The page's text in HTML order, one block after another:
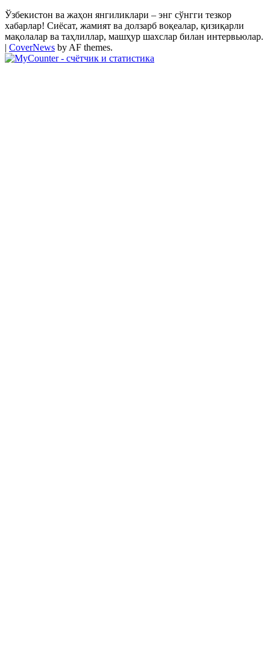
Ўзбекистон ва жаҳон янгиликлари – энг сўнгги тезкор
хабарлар! Сиёсат, жамият ва долзарб воқеалар, қизиқарли
мақолалар ва таҳлиллар, машҳур шахслар билан интервьюлар.
| CoverNews by AF themes.